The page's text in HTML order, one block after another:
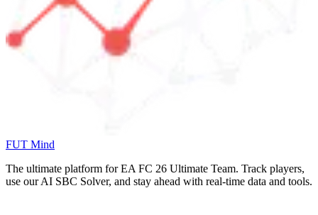
FUT Mind
The ultimate platform for EA FC 26 Ultimate Team. Track players,
use our AI SBC Solver, and stay ahead with real-time data and tools.